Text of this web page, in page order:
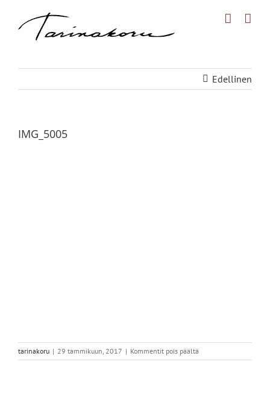
Edellinen
IMG_5005
tarinakoru | 29 tammikuun, 2017 | Kommentit pois päältä
IMG_5005